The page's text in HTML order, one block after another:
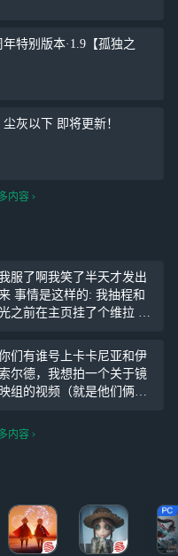
年特别版本·1.9【孤独之
灰以下 即将更新！
内容
服了啊我笑了半天才发出
事情是这样的: 我抽程和
之前在主页挂了个维拉 然
个维拉 签名改成了小程快来
这里有你喜欢的大鲈(?)鱼，
结果十连出了。 关键是我只
垫了二十 程和光
们有谁号上卡卡尼亚和伊
索尔德，我想拍一个关于镜
映组的视频（就是他们俩在
过低也没关系是在黄昏音序
内容